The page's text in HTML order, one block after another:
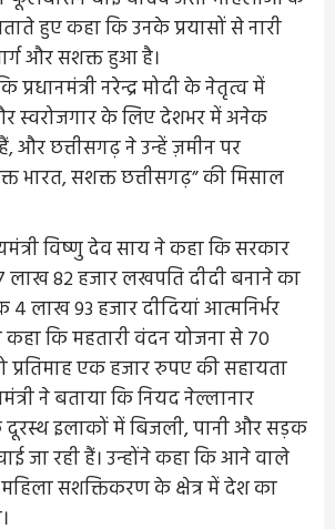
हुए कहा कि उनके प्रयासों से नारी
और सशक्त हुआ है।
प्रधानमंत्री नरेन्द्र मोदी के नेतृत्व में
स्वरोजगार के लिए देशभर में अनेक
और छत्तीसगढ़ ने उन्हें ज़मीन पर
भारत, सशक्त छत्तीसगढ़” की मिसाल
विष्णु देव साय ने कहा कि सरकार
लाख 82 हजार लखपति दीदी बनाने का
लाख 93 हजार दीदियां आत्मनिर्भर
कहा कि महतारी वंदन योजना से 70
एक हजार रुपए की सहायता
ने बताया कि नियद नेल्लानार
इलाकों में बिजली, पानी और सड़क
जा रही हैं। उन्होंने कहा कि आने वाले
सशक्तिकरण के क्षेत्र में देश का